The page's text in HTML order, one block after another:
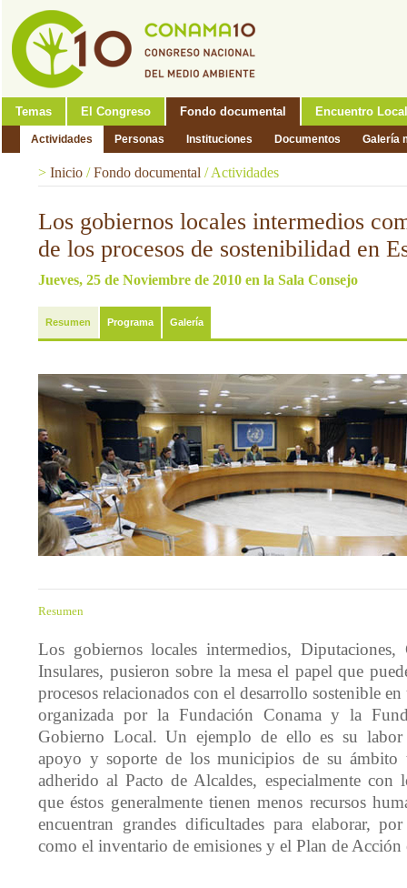
Temas El Congreso Fondo documental Encuentro Local
Actividades Personas Instituciones Documentos Galería
> Inicio /Fondo documental / Actividades
Los gobiernos locales intermedios
de los procesos de sostenibilidad en
Jueves, 25 de Noviembre de 2010 en la Sala Consejo
Resumen Programa Galería
Resumen
Los gobiernos locales intermedios, Diputaciones,
Insulares, pusieron sobre la mesa el papel que
procesos relacionados con el desarrollo sostenible
organizada por la Fundación Conama y la
Gobierno Local. Un ejemplo de ello es su labor
apoyo y soporte de los municipios de su ámbito
adherido al Pacto de Alcaldes, especialmente con
que éstos generalmente tienen menos recursos
encuentran grandes dificultades para elaborar,
como el inventario de emisiones y el Plan de